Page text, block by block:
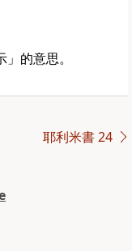
的意思。
耶利米書 24